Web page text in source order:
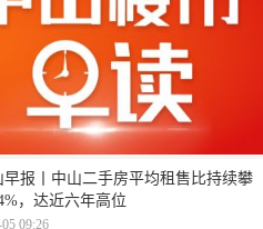
早报丨中山二手房平均租售比持续攀
，达近六年高位
09:26